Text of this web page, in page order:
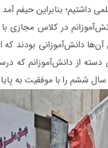
داشتیم؛ بنابراین حیفم
در کلاس مجازی
دانش‌آموزانی بودند
دسته از دانش‌آموزانم
ششم را با موفقیت به